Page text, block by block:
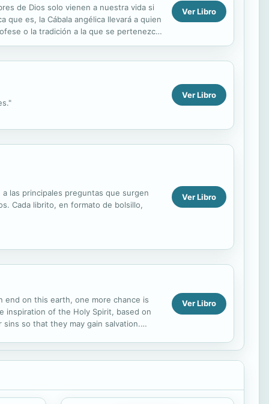
de Dios solo vienen a nuestra vida si
es, la Cábala angélica llevará a quien
o la tradición a la que se pertenezca.
Ver Libro
Ver Libro
las principales preguntas que surgen
Cada librito, en formato de bolsillo,
Ver Libro
on this earth, one more chance is
of the Holy Spirit, based on
so that they may gain salvation.
Ver Libro